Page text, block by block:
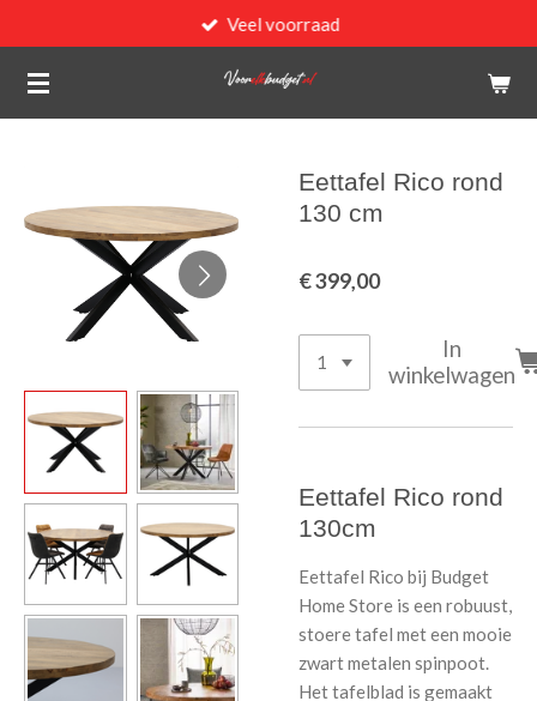
direct
naar
Veel voorraad
Eettafel Rico rond
130 cm
€ 399,00
In
winkelwagen
Eettafel Rico rond
130cm
Eettafel Rico bij Budget
Home Store is een robuust,
stoere tafel met een mooie
zwart metalen spinpoot.
Het tafelblad is gemaakt